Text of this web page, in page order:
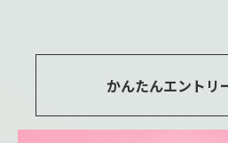
かんたんエントリ